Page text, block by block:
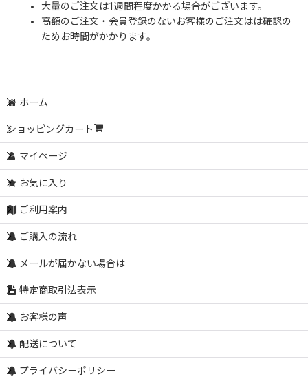
大量のご注文は1週間程度かかる場合がございます。
高額のご注文・会員登録のないお客様のご注文はは確認の
ためお時間がかかります。
ホーム
ショッピングカート
マイページ
お気に入り
ご利用案内
ご購入の流れ
メールが届かない場合は
特定商取引法表示
お客様の声
配送について
プライバシーポリシー